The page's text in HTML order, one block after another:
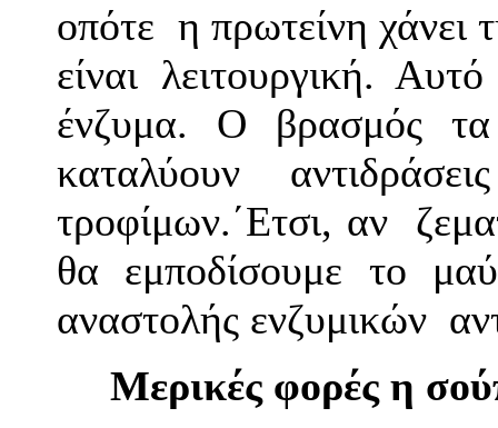
οπότε η πρωτείνη χάνει
είναι λειτουργική.
ένζυμα. Ο βρασμός τα
καταλύουν
τροφίμων.΄Ετσι, αν
θα εμποδίσουμε το
αναστολής ενζυμικών
Μερικές φορές η